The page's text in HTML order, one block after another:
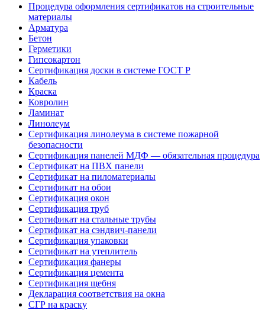
Процедура оформления сертификатов на строительные
материалы
Арматура
Бетон
Герметики
Гипсокартон
Сертификация доски в системе ГОСТ Р
Кабель
Краска
Ковролин
Ламинат
Линолеум
Сертификация линолеума в системе пожарной
безопасности
Сертификация панелей МДФ — обязательная процедура
Сертификат на ПВХ панели
Сертификат на пиломатериалы
Сертификат на обои
Сертификация окон
Сертификация труб
Сертификат на стальные трубы
Сертификат на сэндвич-панели
Сертификация упаковки
Сертификат на утеплитель
Сертификация фанеры
Сертификация цемента
Сертификация щебня
Декларация соответствия на окна
СГР на краску